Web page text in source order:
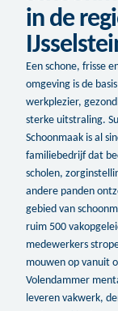
in de
Een schone, frisse
omgeving is de
werkplezier,
sterke uitstraling.
Schoonmaak is al
familiebedrijf dat
scholen,
andere panden
gebied van
ruim 500
medewerkers
mouwen op vanuit
Volendammer
leveren vakwerk,